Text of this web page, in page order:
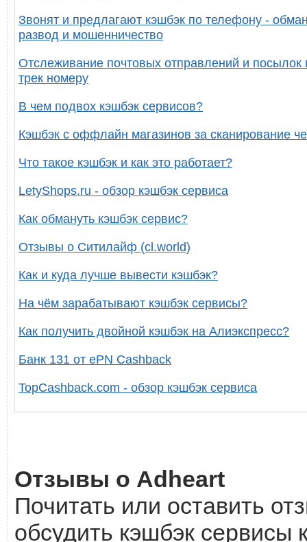
Звонят и предлагают кэшбэк по телефону -
развод и мошенничество
Отслеживание почтовых отправлений и посылок
трек номеру
В чем подвох кэшбэк сервисов?
Кэшбэк с оффлайн магазинов за сканирование
Что такое кэшбэк и как это работает?
LetyShops.ru - обзор кэшбэк сервиса
Как обмануть кэшбэк сервис?
Отзывы о Ситилайф (cl.world)
Как и куда лучше вывести кэшбэк?
На чём зарабатывают кэшбэк сервисы?
Как получить двойной кэшбэк на Алиэкспресс?
Банк 131 от ePN Cashback
TopCashback.com - обзор кэшбэк сервиса
Отзывы о Adheart
Почитать или оставить
обсудить кэшбэк сервисы